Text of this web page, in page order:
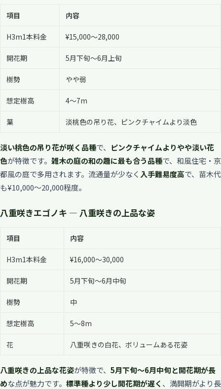
項目 内容
H3m1本料金 ¥15,000〜28,000
開花期 5月下旬〜6月上旬
樹勢 やや弱
想定樹高 4〜7m
葉 淡桃色の吊り花、ピンクチャイムより淡色
淡い桃色の吊り花が咲く品種で、 ピンクチャイムよりやや淡い花
色が特徴です。 雑木の庭の和の趣に最も合う品種で、和風住宅・京
都風の庭で多用されます。流通量が少なく 入手難易度高で、苗木代
も¥10,000〜20,000程度。
八重咲きエゴノキ — 八重咲きの上品な姿
項目 内容
H3m1本料金 ¥16,000〜30,000
開花期 5月下旬〜6月中旬
樹勢 中
想定樹高 5〜8m
花 八重咲きの白花、ボリュームある花姿
八重咲きの上品な花姿が特徴で、 5月下旬〜6月中旬と開花期が長
めな点が魅力です。 標準種より少し開花期が遅く 、満開期がより長